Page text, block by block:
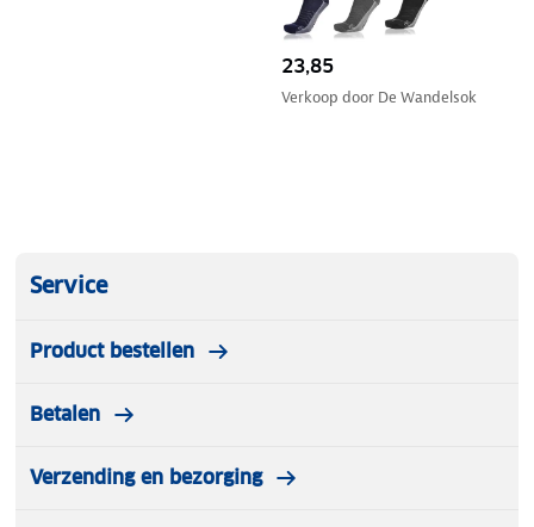
23,85
Verkoop door De Wandelsok
Service
Product bestellen
Betalen
Verzending en bezorging